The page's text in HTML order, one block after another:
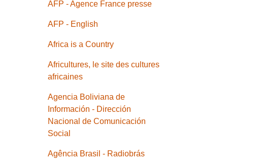
AFP - Agence France presse
AFP - English
Africa is a Country
Africultures, le site des cultures
africaines
Agencia Boliviana de
Información - Dirección
Nacional de Comunicación
Social
Agência Brasil - Radiobrás